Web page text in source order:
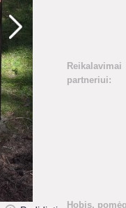
Reikalavimai
partneriui:
Hobis,